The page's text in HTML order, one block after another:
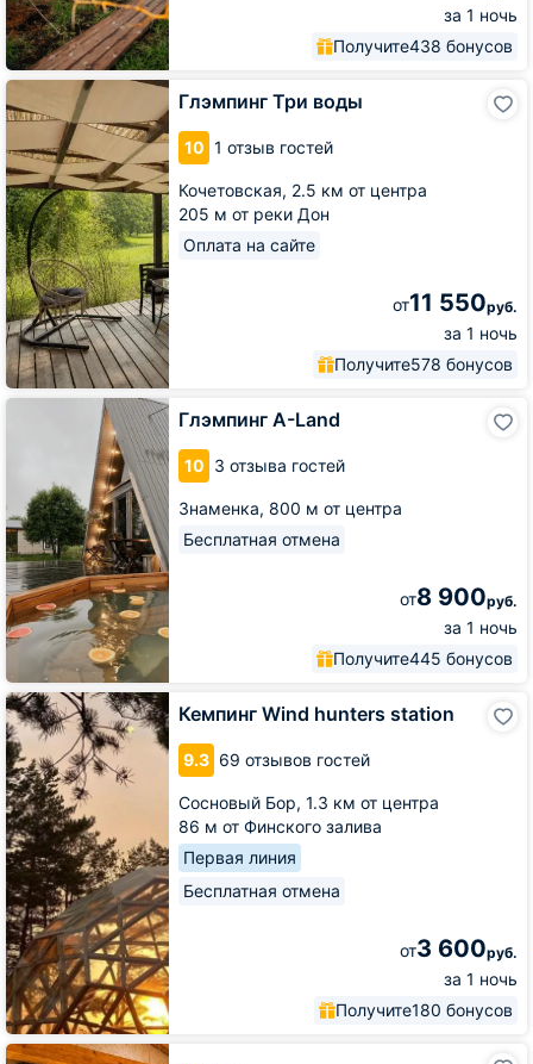
за 1 ночь
Получите438 бонусов
Глэмпинг Три воды
10 1 отзыв гостей
Кочетовская, 2.5 км от центра
205 м от реки Дон
Оплата на сайте
от11 550руб.
за 1 ночь
Получите578 бонусов
Глэмпинг
Три
Глэмпинг A-Land
10 3 отзыва гостей
Знаменка, 800 м от центра
Бесплатная отмена
от8 900руб.
за 1 ночь
Получите445 бонусов
Глэмпинг
Кемпинг Wind hunters station
9.3 69 отзывов гостей
Сосновый Бор, 1.3 км от центра
86 м от Финского залива
Первая линия
Бесплатная отмена
от3 600руб.
за 1 ночь
Получите180 бонусов
Кемпинг
Wind
hunters
station
Эко-